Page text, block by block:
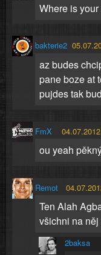
Where is
bakterie2
az budes
pane boze at
pujdes tak
FmX
ou yeah
Remot
Ten Alah
všichni na
2baksa